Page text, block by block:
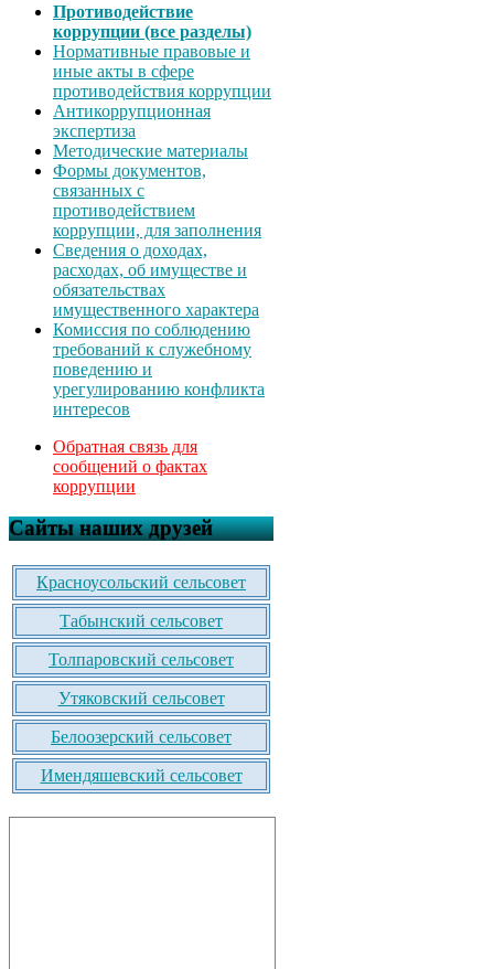
Противодействие
коррупции (все разделы)
Нормативные правовые и
иные акты в сфере
противодействия коррупции
Антикоррупционная
экспертиза
Методические материалы
Формы документов,
связанных с
противодействием
коррупции, для заполнения
Сведения о доходах,
расходах, об имуществе и
обязательствах
имущественного характера
Комиссия по соблюдению
требований к служебному
поведению и
урегулированию конфликта
интересов
Обратная связь для
сообщений о фактах
коррупции
Сайты наших друзей
Красноусольский сельсовет
Табынский сельсовет
Толпаровский сельсовет
Утяковский сельсовет
Белоозерский сельсовет
Имендяшевский сельсовет